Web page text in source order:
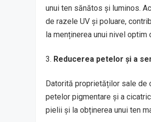
unui ten sănătos și luminos.
de razele UV și poluare,
la menținerea unui nivel optim
Reducerea petelor și a
Datorită proprietăților sale de
petelor pigmentare și a
pielii și la obținerea unui ten